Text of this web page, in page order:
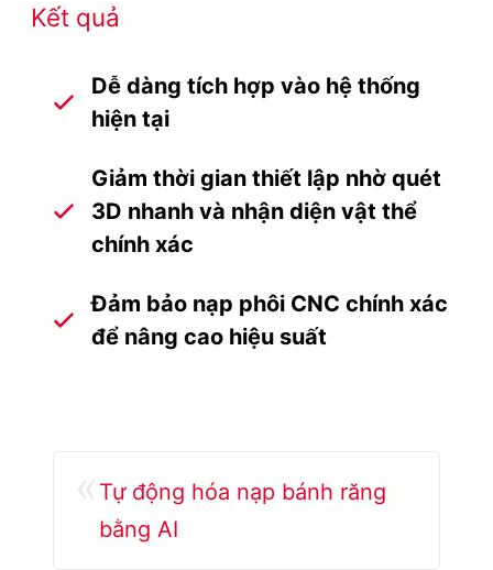
Kết quả
Dễ dàng tích hợp vào hệ thống
hiện tại
Giảm thời gian thiết lập nhờ quét
3D nhanh và nhận diện vật thể
chính xác
Đảm bảo nạp phôi CNC chính xác
để nâng cao hiệu suất
Tự động hóa nạp bánh răng
bằng AI